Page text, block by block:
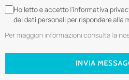
Ho letto e accetto l'informativa
dei dati personali per rispondere alla
Per maggiori informazioni consulta la
INVIA